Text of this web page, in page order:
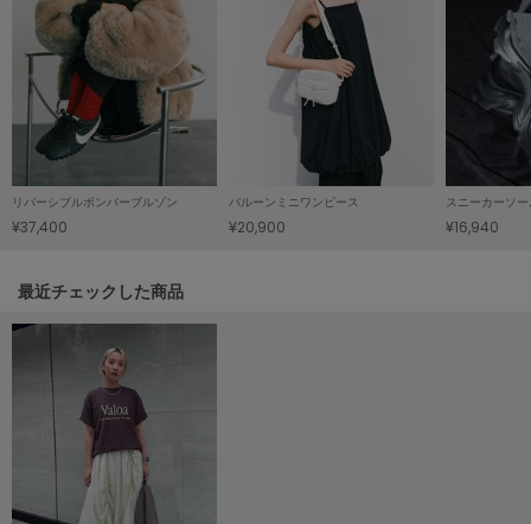
LILY BROWN
リリーブラウン
LILY BROWN Lingerie
リリーブラウンランジェリー
LITTLE UNION TOKYO
メイドオブオーガニクス
MICHU COQUETTE
ミチュ コケット
MIESROHE
ミースロエ
ミーエスミーム
リバーシブルボンバーブルゾン
¥37,400
バルーンミニワンピース
¥20,900
スニーカーソ
¥16,940
関連記事
最近チェックした商品